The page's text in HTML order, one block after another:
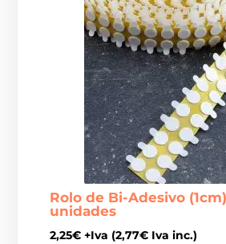
Rolo de Bi-Adesivo
unidades
2,25€ +Iva (2,77€ Iva inc.)